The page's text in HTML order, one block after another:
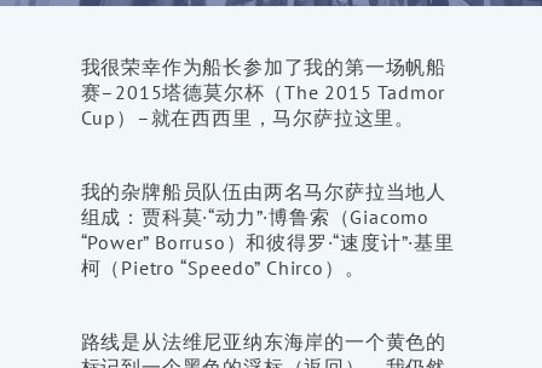
我很荣幸作为船长参加了我的第一场帆船
赛–2015塔德莫尔杯（The 2015 Tadmor
Cup）–就在西西里，马尔萨拉这里。
我的杂牌船员队伍由两名马尔萨拉当地人
组成：贾科莫·“动力”·博鲁索（Giacomo
“Power” Borruso）和彼得罗·“速度计”·基里
柯（Pietro “Speedo” Chirco）。
路线是从法维尼亚纳东海岸的一个黄色的